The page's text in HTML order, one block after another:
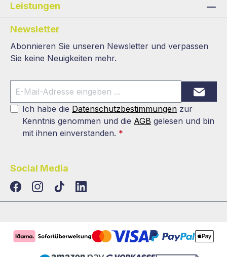
Leistungen
Newsletter
Abonnieren Sie unseren Newsletter und verpassen
Sie keine Neuigkeiten mehr.
Ich habe die Datenschutzbestimmungen zur
Kenntnis genommen und die AGB gelesen und bin
mit ihnen einverstanden. *
Social Media
TikTokLinkedIn